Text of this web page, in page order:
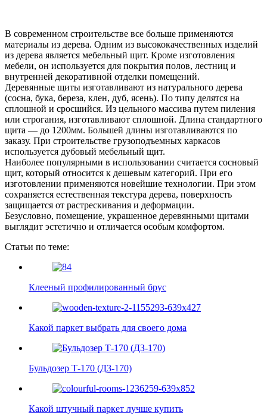
В современном строительстве все больше применяются
материалы из дерева. Одним из высококачественных изделий
из дерева является мебельный щит. Кроме изготовления
мебели, он используется для покрытия полов, лестниц и
внутренней декоративной отделки помещений.
Деревянные щиты изготавливают из натурального дерева
(сосна, бука, береза, клен, дуб, ясень). По типу делятся на
сплошной и сросшийся. Из цельного массива путем пиления
или строгания, изготавливают сплошной. Длина стандартного
щита — до 1200мм. Большей длины изготавливаются по
заказу. При строительстве грузоподъемных каркасов
используется дубовый мебельный щит.
Наиболее популярными в использовании считается сосновый
щит, который относится к дешевым категорий. При его
изготовлении применяются новейшие технологии. При этом
сохраняется естественная текстура дерева, поверхность
защищается от растрескивания и деформации.
Безусловно, помещение, украшенное деревянными щитами
выглядит эстетично и отличается особым комфортом.
Статьи по теме:
Клееный профилированный брус
Какой паркет выбрать для своего дома
Бульдозер Т-170 (ДЗ-170)
Какой штучный паркет лучше купить